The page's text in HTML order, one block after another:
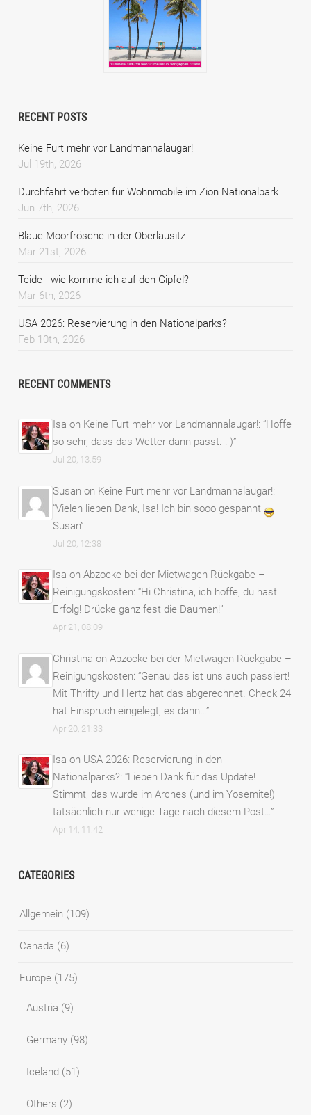
RECENT POSTS
Keine Furt mehr vor Landmannalaugar!
Jul 19th, 2026
Durchfahrt verboten für Wohnmobile im Zion Nationalpark
Jun 7th, 2026
Blaue Moorfrösche in der Oberlausitz
Mar 21st, 2026
Teide - wie komme ich auf den Gipfel?
Mar 6th, 2026
USA 2026: Reservierung in den Nationalparks?
Feb 10th, 2026
RECENT COMMENTS
Isa on Keine Furt mehr vor Landmannalaugar!: “Hoffe
so sehr, dass das Wetter dann passt. :-)”
Jul 20, 13:59
Susan on Keine Furt mehr vor Landmannalaugar!:
“Vielen lieben Dank, Isa! Ich bin sooo gespannt
Susan”
Jul 20, 12:38
Isa onAbzocke bei der Mietwagen-Rückgabe –
Reinigungskosten: “Hi Christina, ich hoffe, du hast
Erfolg! Drücke ganz fest die Daumen!”
Apr 21, 08:09
Christina onAbzocke bei der Mietwagen-Rückgabe –
Reinigungskosten: “Genau das ist uns auch passiert!
Mit Thrifty und Hertz hat das abgerechnet. Check 24
hat Einspruch eingelegt, es dann…”
Apr 20, 21:33
Isa on USA 2026: Reservierung in den
Nationalparks?: “Lieben Dank für das Update!
Stimmt, das wurde im Arches (und im Yosemite!)
tatsächlich nur wenige Tage nach diesem Post…”
Apr 14, 11:42
CATEGORIES
Allgemein (109)
Canada (6)
Europe (175)
Austria (9)
Germany (98)
Iceland (51)
Others (2)